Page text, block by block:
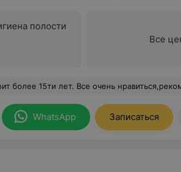
полости
Все
более 15ти лет. Все очень
WhatsApp Записаться